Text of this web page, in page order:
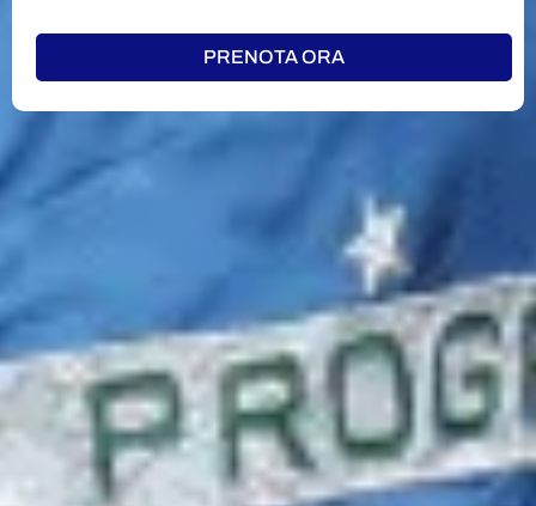
PRENOTA ORA